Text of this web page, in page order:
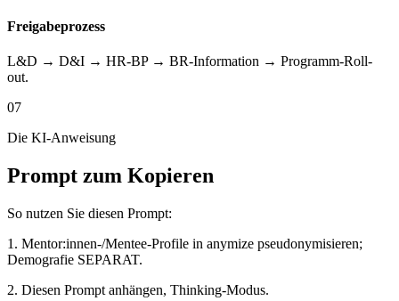
Freigabeprozess
L&D → D&I → HR-BP → BR-Information → Programm-Roll-
out.
07
Die KI-Anweisung
Prompt zum Kopieren
So nutzen Sie diesen Prompt:
1. Mentor:innen-/Mentee-Profile in anymize pseudonymisieren;
Demografie SEPARAT.
2. Diesen Prompt anhängen, Thinking-Modus.